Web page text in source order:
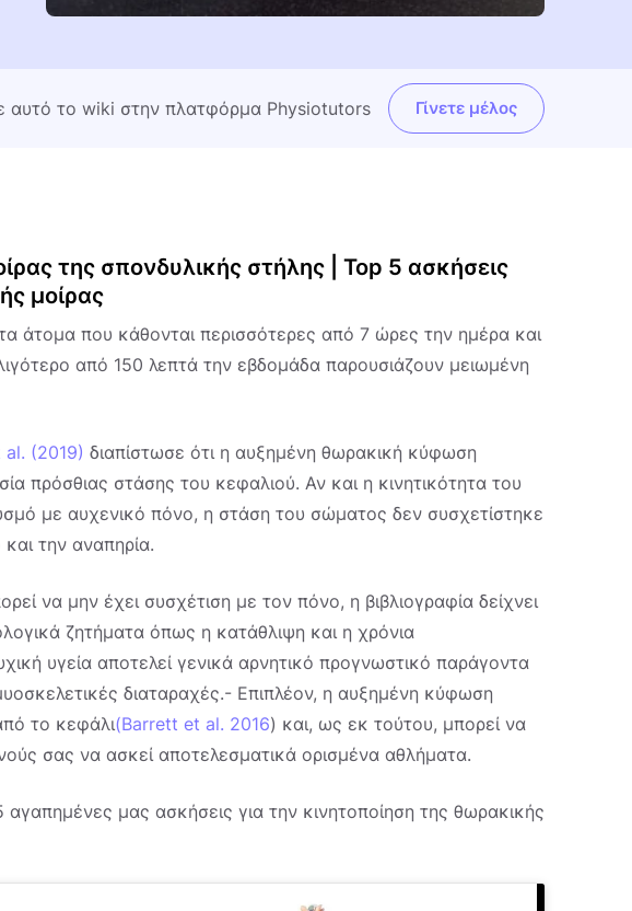
αυτό το wiki στην πλατφόρμα Physiotutors Γίνετε μέλος
της σπονδυλικής στήλης | Top 5 ασκήσεις
μοίρας
τα άτομα που κάθονται περισσότερες από 7 ώρες την ημέρα και
από 150 λεπτά την εβδομάδα παρουσιάζουν μειωμένη
(2019) διαπίστωσε ότι η αυξημένη θωρακική κύφωση
πρόσθιας στάσης του κεφαλιού. Αν και η κινητικότητα του
με αυχενικό πόνο, η στάση του σώματος δεν συσχετίστηκε
την αναπηρία.
να μην έχει συσχέτιση με τον πόνο, η βιβλιογραφία δείχνει
ζητήματα όπως η κατάθλιψη και η χρόνια
υγεία αποτελεί γενικά αρνητικό προγνωστικό παράγοντα
διαταραχές.- Επιπλέον, η αυξημένη κύφωση
το κεφάλι(Barrett et al. 2016) και, ως εκ τούτου, μπορεί να
σας να ασκεί αποτελεσματικά ορισμένα αθλήματα.
αγαπημένες μας ασκήσεις για την κινητοποίηση της θωρακικής